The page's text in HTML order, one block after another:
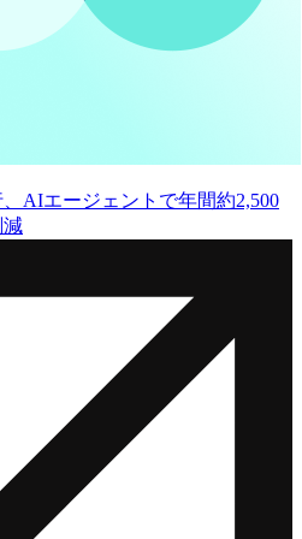
AIエージェントで年間約2,500
減